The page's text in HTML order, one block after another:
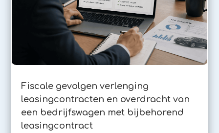
Fiscale gevolgen verlenging
leasingcontracten en overdracht van
een bedrijfswagen met bijbehorend
leasingcontract